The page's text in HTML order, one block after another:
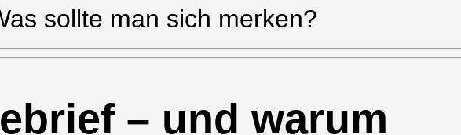
sollte man sich merken?
– und warum